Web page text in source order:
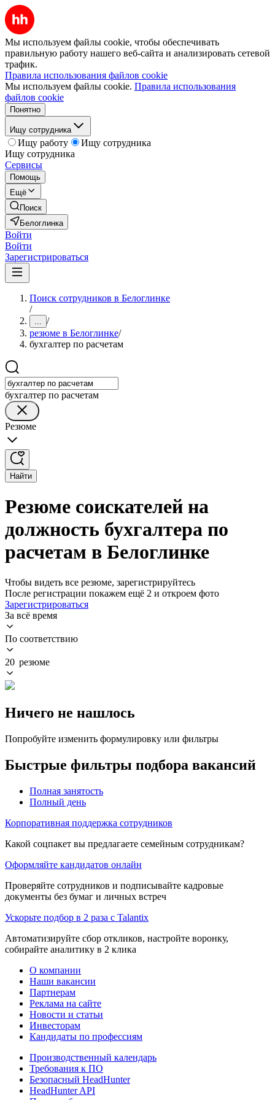
Мы используем файлы cookie, чтобы обеспечивать
правильную работу нашего веб-сайта и анализировать сетевой
трафик.
Правила использования файлов cookie
Мы используем файлы cookie. Правила использования
файлов cookie
Понятно
Ищу сотрудника
Ищу работу
Ищу сотрудника
Ищу сотрудника
Сервисы
Помощь
Ещё
Поиск
Белоглинка
Войти
Войти
Зарегистрироваться
Поиск сотрудников в Белоглинке
/
... /
резюме в Белоглинке/
бухгалтер по расчетам
бухгалтер по расчетам
Резюме
Найти
Резюме соискателей на
должность бухгалтера по
расчетам в Белоглинке
Чтобы видеть все резюме, зарегистрируйтесь
После регистрации покажем ещё 2 и откроем фото
Зарегистрироваться
За всё время
По соответствию
20 резюме
Ничего не нашлось
Попробуйте изменить формулировку или фильтры
Быстрые фильтры подбора вакансий
Полная занятость
Полный день
Корпоративная поддержка сотрудников
Какой соцпакет вы предлагаете семейным сотрудникам?
Оформляйте кандидатов онлайн
Проверяйте сотрудников и подписывайте кадровые
документы без бумаг и личных встреч
Ускорьте подбор в 2 раза с Talantix
Автоматизируйте сбор откликов, настройте воронку,
собирайте аналитику в 2 клика
О компании
Наши вакансии
Партнерам
Реклама на сайте
Новости и статьи
Инвесторам
Кандидаты по профессиям
Производственный календарь
Требования к ПО
Безопасный HeadHunter
HeadHunter API